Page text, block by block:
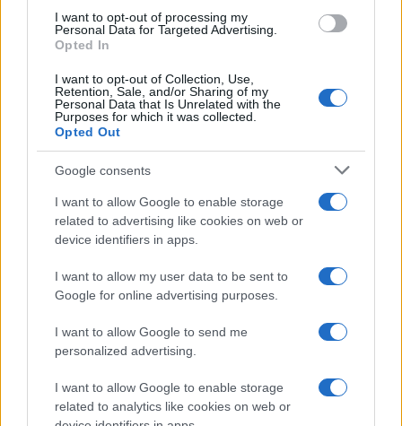
consent section.
I want to opt-out of processing my
Personal Data for Targeted Advertising.
Opted In
I want to opt-out of Collection, Use,
Retention, Sale, and/or Sharing of my
Personal Data that Is Unrelated with the
Purposes for which it was collected.
Opted Out
Google consents
I want to allow Google to enable storage
related to advertising like cookies on web or
device identifiers in apps.
I want to allow my user data to be sent to
Google for online advertising purposes.
I want to allow Google to send me
personalized advertising.
I want to allow Google to enable storage
related to analytics like cookies on web or
UK
Lgbtq News
Investeren 24
NL Newz